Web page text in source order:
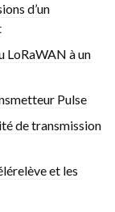
d’un
LoRaWAN à un
Pulse
de transmission
et les